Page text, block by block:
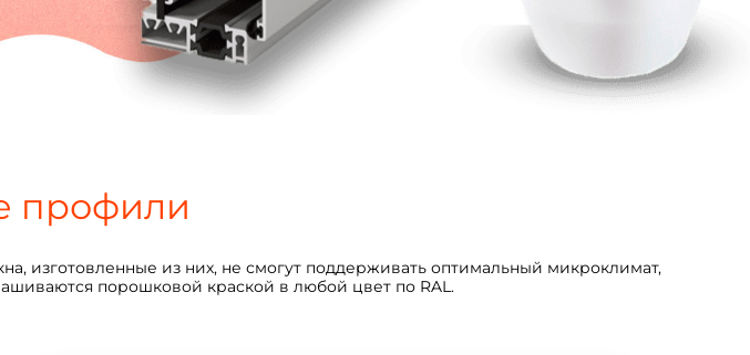
профили
из них, не смогут поддерживать оптимальный микроклимат,
порошковой краской в любой цвет по RAL.